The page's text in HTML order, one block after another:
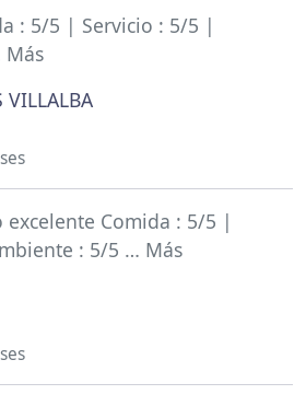
: 5/5 | Servicio : 5/5 |
VILLALBA
excelente Comida : 5/5 |
: 5/5 … Más